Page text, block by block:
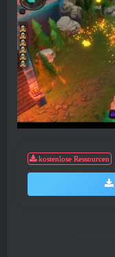
kostenlose Ressourcen